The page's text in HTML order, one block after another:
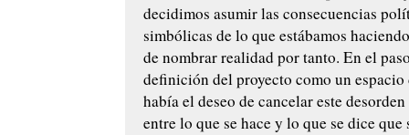
decidimos asumir las consecuencias
simbólicas de lo que estábamos
de nombrar realidad por tanto. En el
definición del proyecto como un espacio
había el deseo de cancelar este
entre lo que se hace y lo que se dice que